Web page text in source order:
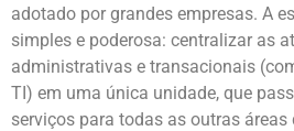
adotado por grandes empresas. A
simples e poderosa: centralizar as
administrativas e transacionais
TI) em uma única unidade, que
serviços para todas as outras áreas